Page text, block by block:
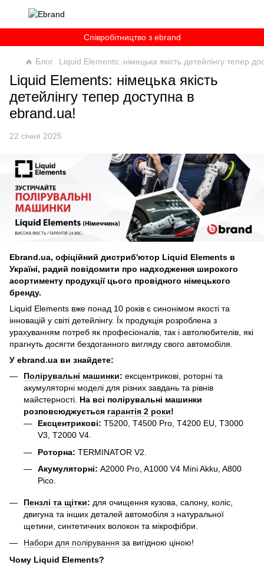
Співробітництво з ebrand
🔥 Блог Liquid Elements: німецька якість детейлінгу тепер
Liquid Elements: німецька якість
детейлінгу тепер доступна в
ebrand.ua!
22 січня 2025
Ebrand.ua, офіційний дистриб'ютор Liquid Elements в
Україні, радий повідомити про надходження широкого
асортименту продукції цього провідного німецького
бренду.
Liquid Elements вже понад 10 років є синонімом якості та
інновацій у світі детейлінгу. Їх продукція розроблена з
урахуванням потреб як професіоналів, так і автолюбителів, які
прагнуть досягти бездоганного вигляду свого автомобіля.
У ebrand.ua ви знайдете:
Полірувальні машинки: ексцентрикові, роторні та
акумуляторні моделі для різних завдань та рівнів
майстерності. На всі полірувальні машинки
розповсюджується гарантія 2 роки!
Ексцентрикові: T5200, T4500 Pro, T4200 EU, T3000
V3, T2000 V4.
Роторна: TERMINATOR V2.
Акумуляторні: A2000 Pro, A1000 V4 Mini Akku, A800
Pico.
Пензлі та щітки: для очищення кузова, салону, коліс,
двигуна та інших деталей автомобіля з натуральної
щетини, синтетичних волокон та мікрофібри.
Набори для полірування за вигідною ціною!
Чому Liquid Elements?